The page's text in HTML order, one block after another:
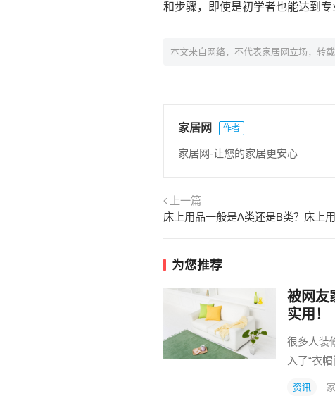
和步骤，即使是初学者也能达到
本文来自网络，不代表家居网立场，转载
家居网 作者
家居网-让您的家居更安心
上一篇
为您推荐
被网友
实用！
很多人装
入了“衣
资讯